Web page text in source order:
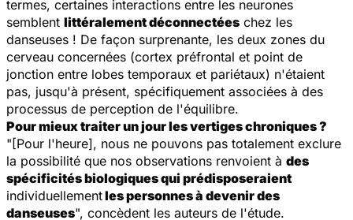
termes, certaines interactions entre les neurones
semblent littéralement déconnectées chez les
danseuses ! De façon surprenante, les deux zones du
cerveau concernées (cortex préfrontal et point de
jonction entre lobes temporaux et pariétaux) n'étaient
pas, jusqu'à présent, spécifiquement associées à des
processus de perception de l'équilibre.
Pour mieux traiter un jour les vertiges chroniques ?
"[Pour l'heure], nous ne pouvons pas totalement exclure
la possibilité que nos observations renvoient à des
spécificités biologiques qui prédisposeraient
individuellementles personnes à devenir des
danseuses", concèdent les auteurs de l'étude.